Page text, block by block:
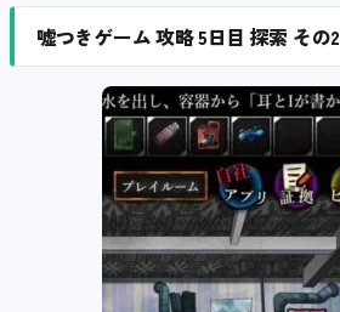
嘘つきゲーム 攻略 5日目 探索 その2